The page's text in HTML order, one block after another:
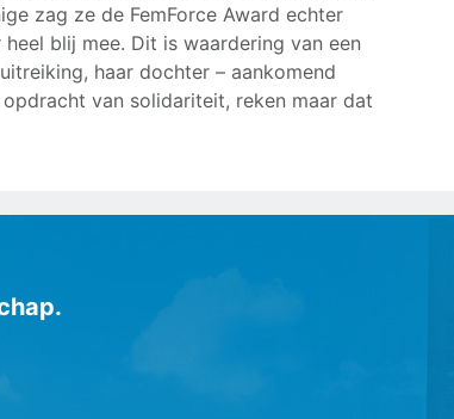
zag ze de FemForce Award echter
heel blij mee. Dit is waardering van een
haar dochter – aankomend
van solidariteit, reken maar dat